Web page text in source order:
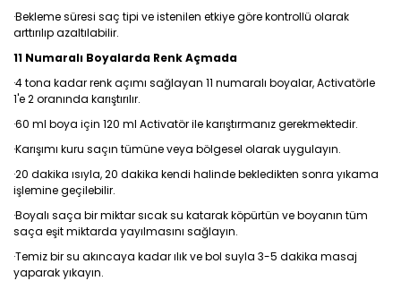
·Bekleme süresi saç tipi ve istenilen etkiye göre kontrollü olarak
arttırılıp azaltılabilir.
11 Numaralı Boyalarda Renk Açmada
·4 tona kadar renk açımı sağlayan 11 numaralı boyalar, Activatörle
1'e 2 oranında karıştırılır.
·60 ml boya için 120 ml Activatör ile karıştırmanız gerekmektedir.
·Karışımı kuru saçın tümüne veya bölgesel olarak uygulayın.
·20 dakika ısıyla, 20 dakika kendi halinde bekledikten sonra yıkama
işlemine geçilebilir.
·Boyalı saça bir miktar sıcak su katarak köpürtün ve boyanın tüm
saça eşit miktarda yayılmasını sağlayın.
·Temiz bir su akıncaya kadar ılık ve bol suyla 3-5 dakika masaj
yaparak yıkayın.